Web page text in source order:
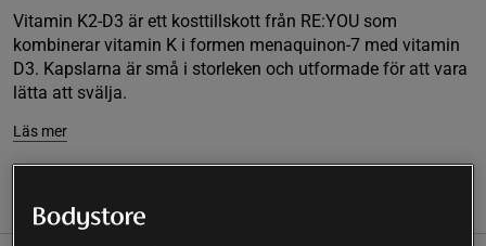
Vitamin K2-D3 är ett kosttillskott från RE:YOU som
kombinerar vitamin K i formen menaquinon-7 med vitamin
D3. Kapslarna är små i storleken och utformade för att vara
lätta att svälja.
Läs mer
Information Recensioner